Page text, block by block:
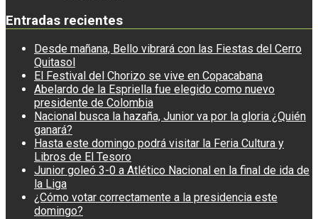
Entradas recientes
Desde mañana, Bello vibrará con las Fiestas del Cerro
Quitasol
El Festival del Chorizo se vive en Copacabana
Abelardo de la Espriella fue elegido como nuevo
presidente de Colombia
Nacional busca la hazaña, Junior va por la gloria ¿Quién
ganará?
Hasta este domingo podrá visitar la Feria Cultura y
Libros de El Tesoro
Junior goleó 3-0 a Atlético Nacional en la final de ida de
la Liga
¿Cómo votar correctamente a la presidencia este
domingo?